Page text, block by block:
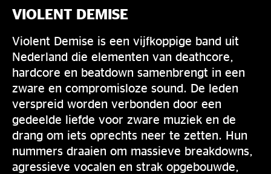
VIOLENT DEMISE
Violent Demise is een vijfkoppige band uit
Nederland die elementen van deathcore,
hardcore en beatdown samenbrengt in een
zware en compromisloze sound. De leden
verspreid worden verbonden door een
gedeelde liefde voor zware muziek en de
drang om iets oprechts neer te zetten. Hun
nummers draaien om massieve breakdowns,
agressieve vocalen en strak opgebouwde,